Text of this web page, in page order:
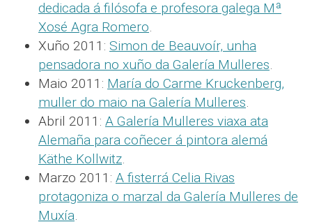
dedicada á filósofa e profesora galega Mª
Xosé Agra Romero.
Xuño 2011: Simon de Beauvoír, unha
pensadora no xuño da Galería Mulleres.
Maio 2011: María do Carme Kruckenberg,
muller do maio na Galería Mulleres.
Abril 2011: A Galería Mulleres viaxa ata
Alemaña para coñecer á pintora alemá
Käthe Kollwitz.
Marzo 2011: A fisterrá Celia Rivas
protagoniza o marzal da Galería Mulleres de
Muxía.